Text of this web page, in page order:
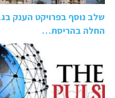
שלב נוסף בפרויקט הענק
החלה בהריסת…